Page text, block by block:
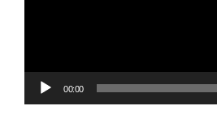
00:00